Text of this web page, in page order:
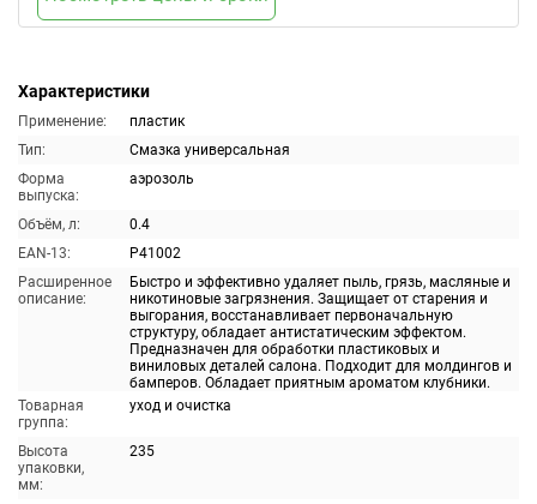
Характеристики
Применение:
пластик
Тип:
Смазка универсальная
Форма
выпуска:
аэрозоль
Объём, л:
0.4
EAN-13:
P41002
Расширенное
описание:
Быстро и эффективно удаляет пыль, грязь, масляные и
никотиновые загрязнения. Защищает от старения и
выгорания, восстанавливает первоначальную
структуру, обладает антистатическим эффектом.
Предназначен для обработки пластиковых и
виниловых деталей салона. Подходит для молдингов и
бамперов. Обладает приятным ароматом клубники.
Товарная
группа:
уход и очистка
Высота
упаковки,
мм:
235